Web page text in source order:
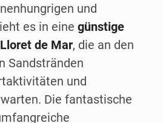
und
es in eine günstige
de Mar, die an den
Sandstränden
und
Die fantastische